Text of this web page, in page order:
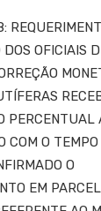
DOS OFICIAIS
PERCENTUAL
COM O
O
EM